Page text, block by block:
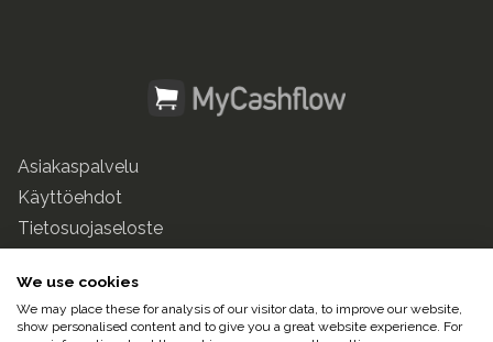
Asiakaspalvelu
Käyttöehdot
Tietosuojaseloste
© 2025 Pulse247 Oy. Kaikki oikeudet pidätetään.
We use cookies
We may place these for analysis of our visitor data, to improve our website,
show personalised content and to give you a great website experience. For